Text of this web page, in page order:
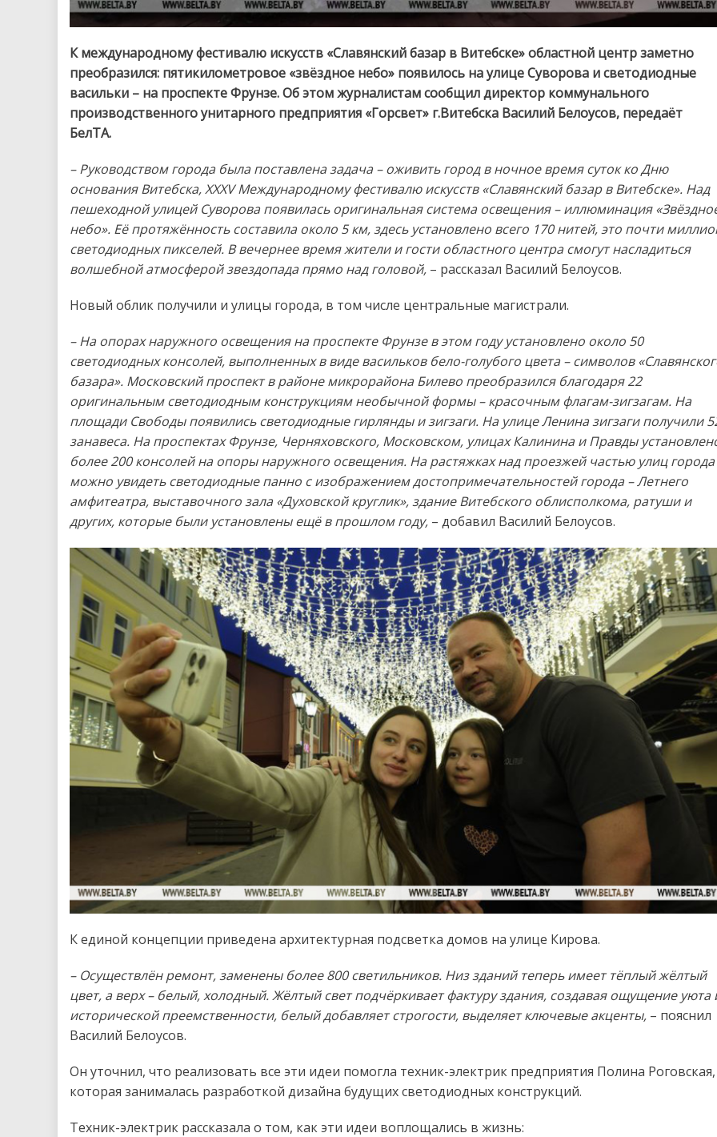
К международному фестивалю искусств «Славянский базар в Витебске» областной центр заметно
преобразился: пятикилометровое «звёздное небо» появилось на улице Суворова и светодиодные
васильки – на проспекте Фрунзе. Об этом журналистам сообщил директор коммунального
производственного унитарного предприятия «Горсвет» г.Витебска Василий Белоусов, передаёт
БелТА.
– Руководством города была поставлена задача – оживить город в ночное время суток ко Дню
основания Витебска, XXXV Международному фестивалю искусств «Славянский базар в Витебске». Над
пешеходной улицей Суворова появилась оригинальная система освещения – иллюминация
небо». Её протяжённость составила около 5 км, здесь установлено всего 170 нитей, это почти
светодиодных пикселей. В вечернее время жители и гости областного центра смогут насладиться
волшебной атмосферой звездопада прямо над головой, – рассказал Василий Белоусов.
Новый облик получили и улицы города, в том числе центральные магистрали.
– На опорах наружного освещения на проспекте Фрунзе в этом году установлено около 50
светодиодных консолей, выполненных в виде васильков бело-голубого цвета – символов
базара». Московский проспект в районе микрорайона Билево преобразился благодаря 22
оригинальным светодиодным конструкциям необычной формы – красочным флагам-зигзагам. На
площади Свободы появились светодиодные гирлянды и зигзаги. На улице Ленина зигзаги получили
занавеса. На проспектах Фрунзе, Черняховского, Московском, улицах Калинина и Правды
более 200 консолей на опоры наружного освещения. На растяжках над проезжей частью улиц города
можно увидеть светодиодные панно с изображением достопримечательностей города – Летнего
амфитеатра, выставочного зала «Духовской круглик», здание Витебского облисполкома, ратуши и
других, которые были установлены ещё в прошлом году, – добавил Василий Белоусов.
К единой концепции приведена архитектурная подсветка домов на улице Кирова.
– Осуществлён ремонт, заменены более 800 светильников. Низ зданий теперь имеет тёплый жёлтый
цвет, а верх – белый, холодный. Жёлтый свет подчёркивает фактуру здания, создавая ощущение уюта
исторической преемственности, белый добавляет строгости, выделяет ключевые акценты, – пояснил
Василий Белоусов.
Он уточнил, что реализовать все эти идеи помогла техник-электрик предприятия Полина Роговская,
которая занималась разработкой дизайна будущих светодиодных конструкций.
Техник-электрик рассказала о том, как эти идеи воплощались в жизнь: